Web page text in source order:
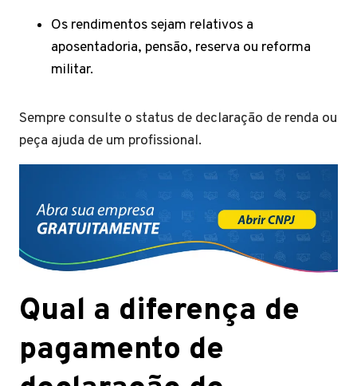
Os rendimentos sejam relativos a
aposentadoria, pensão, reserva ou reforma
militar.
Sempre consulte o status de declaração de renda ou
peça ajuda de um profissional.
Qual a diferença de
pagamento de